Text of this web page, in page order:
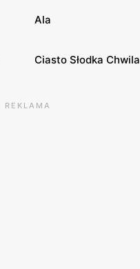
Ala
Ciasto Słodka Chwila
REKLAMA